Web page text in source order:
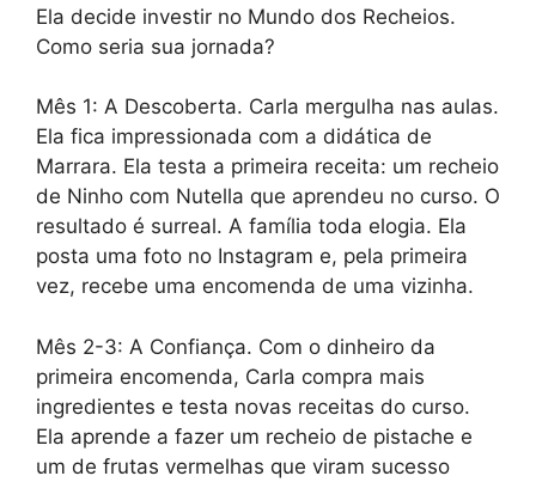
Ela decide investir no Mundo dos Recheios.
Como seria sua jornada?
Mês 1: A Descoberta. Carla mergulha nas aulas.
Ela fica impressionada com a didática de
Marrara. Ela testa a primeira receita: um recheio
de Ninho com Nutella que aprendeu no curso. O
resultado é surreal. A família toda elogia. Ela
posta uma foto no Instagram e, pela primeira
vez, recebe uma encomenda de uma vizinha.
Mês 2-3: A Confiança. Com o dinheiro da
primeira encomenda, Carla compra mais
ingredientes e testa novas receitas do curso.
Ela aprende a fazer um recheio de pistache e
um de frutas vermelhas que viram sucesso